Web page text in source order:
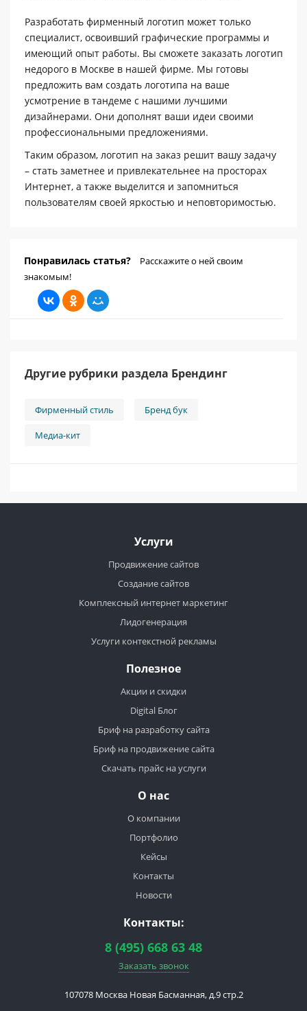
Разработать фирменный логотип может только
специалист, освоивший графические программы и
имеющий опыт работы. Вы сможете заказать логотип
недорого в Москве в нашей фирме. Мы готовы
предложить вам создать логотипа на ваше
усмотрение в тандеме с нашими лучшими
дизайнерами. Они дополнят ваши идеи своими
профессиональными предложениями.
Таким образом, логотип на заказ решит вашу задачу
– стать заметнее и привлекательнее на просторах
Интернет, а также выделится и запомниться
пользователям своей яркостью и неповторимостью.
Понравилась статья?
Расскажите о ней своим
знакомым!
Другие рубрики раздела Брендинг
Фирменный стиль Бренд бук
Медиа-кит
Услуги
Продвижение сайтов
Создание сайтов
Комплексный интернет маркетинг
Лидогенерация
Услуги контекстной рекламы
Полезное
Акции и скидки
Digital Блог
Бриф на разработку сайта
Бриф на продвижение сайта
Скачать прайс на услуги
О нас
О компании
Портфолио
Кейсы
Контакты
Новости
Контакты:
8 (495) 668 63 48
Заказать звонок
107078 Москва Новая Басманная, д.9 стр.2